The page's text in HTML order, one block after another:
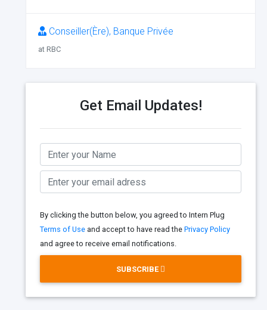
Conseiller(Ère), Banque Privée
at RBC
Get Email Updates!
By clicking the button below, you agreed to Intern Plug
Terms of Use and accept to have read the Privacy Policy
and agree to receive email notifications.
SUBSCRIBE